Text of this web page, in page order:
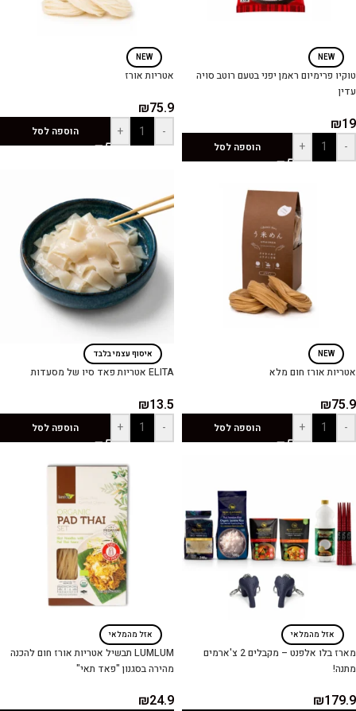
NEW
טוקיו פרימיום ראמן יפני בטעם רוטב סויה
עדין
₪19
-
+ הוספה לסל
NEW
אטריות אורז
₪75.9
-
+ הוספה לסל
NEW
אטריות אורז חום מלא
₪75.9
-
+ הוספה לסל
איסוף עצמי בלבד
ELITA אטריות פאד סיו של מסעדות
₪13.5
-
+ הוספה לסל
אזל מהמלאי
מארז בלו אלפנט – מקבלים 2 צ'ארמים
מתנה!
₪179.9
אזל מהמלאי
LUMLUM תבשיל אטריות אורז חום להכנה
מהירה בסגנון "פאד תאי"
₪24.9